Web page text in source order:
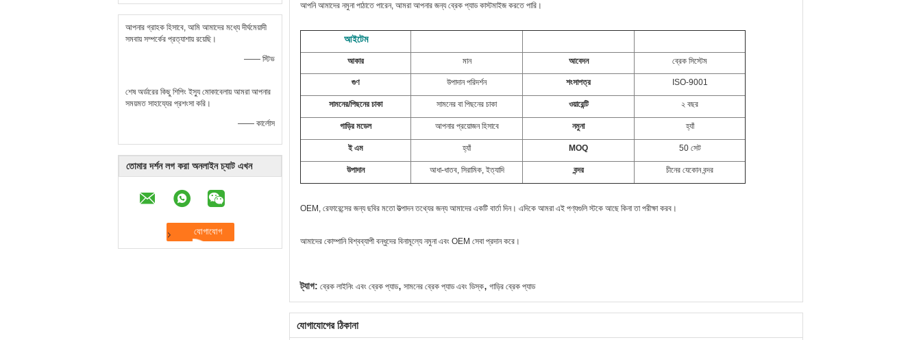
আপনার গ্রাহক হিসাবে, আমি আমাদের মধ্যে দীর্ঘমেয়াদী
সমবায় সম্পর্কের প্রত্যাশায় রয়েছি।
—— স্টিভ
শেষ অর্ডারের কিছু শিপিং ইস্যু মোকাবেলায় আমরা আপনার
সময়মত সাহায্যের প্রশংসা করি।
—— কার্লোস
তোমার দর্শন লগ করা অনলাইন চ্যাট এখন
আপনি আমাদের নমুনা পাঠাতে পারেন, আমরা আপনার জন্য ব্রেক প্যাড কাস্টমাইজ করতে পারি।
আইটেম
আকার মান আবেদন ব্রেক সিস্টেম
গুণ উপাদান পরিদর্শন শংসাপত্র ISO-9001
সামনের/পিছনের চাকা সামনের বা পিছনের চাকা ওয়ারেন্টি ২ বছর
গাড়ির মডেল আপনার প্রয়োজন হিসাবে নমুনা হ্যাঁ
ই এম হ্যাঁ MOQ 50 সেট
উপাদান আধা-ধাতব, সিরামিক, ইত্যাদি বন্দর চীনের যেকোন বন্দর
OEM, রেফারেন্সের জন্য ছবির মতো উত্পাদন তথ্যের জন্য আমাদের একটি বার্তা দিন। এদিকে আমরা এই পণ্যগুলি স্টকে আছে কিনা তা পরীক্ষা করব।
আমাদের কোম্পানি বিশ্বব্যাপী বন্ধুদের বিনামূল্যে নমুনা এবং OEM সেবা প্রদান করে।
ট্যাগ: ব্রেক লাইনিং এবং ব্রেক প্যাড, সামনের ব্রেক প্যাড এবং ডিস্ক, গাড়ির ব্রেক প্যাড
যোগাযোগের ঠিকানা